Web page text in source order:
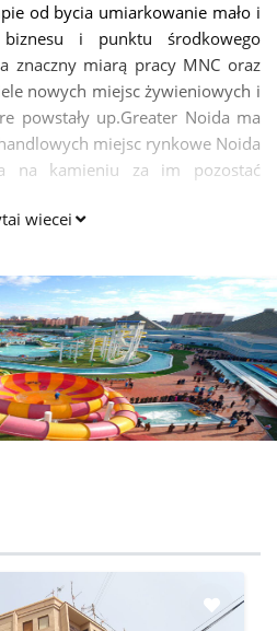
od bycia umiarkowanie mało i
i punktu środkowego
znaczny miarą pracy MNC oraz
nowych miejsc żywieniowych i
powstały up.Greater Noida ma
miejsc rynkowe Noida
na kamieniu za im pozostać
więcej